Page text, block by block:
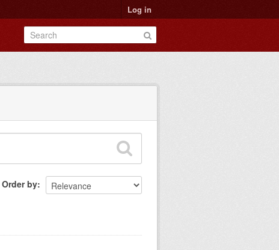
Log in
Order by